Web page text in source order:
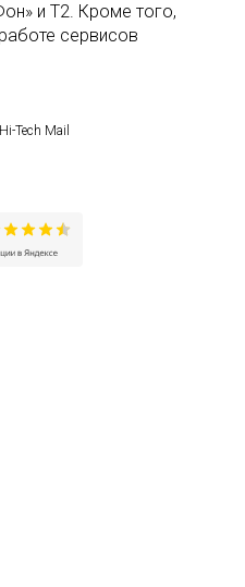
и Т2. Кроме того,
сервисов
Tech Mail